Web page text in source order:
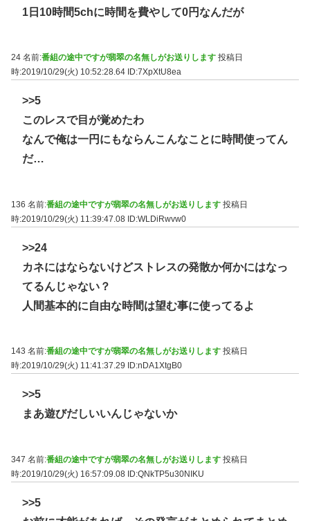
1日10時間5chに時間を費やして0円なんだが
24 名前:番組の途中ですが翡翠の名無しがお送りします 投稿日
時:2019/10/29(火) 10:52:28.64 ID:7XpXtU8ea
>>5
このレスで目が覚めたわ
なんで俺は一円にもならんこんなことに時間使ってん
だ…
136 名前:番組の途中ですが翡翠の名無しがお送りします 投稿日
時:2019/10/29(火) 11:39:47.08 ID:WLDiRwvw0
>>24
カネにはならないけどストレスの発散か何かにはなっ
てるんじゃない？
人間基本的に自由な時間は望む事に使ってるよ
143 名前:番組の途中ですが翡翠の名無しがお送りします 投稿日
時:2019/10/29(火) 11:41:37.29
ID:nDA1XtgB0
>>5
まあ遊びだしいいんじゃないか
347 名前:番組の途中ですが翡翠の名無しがお送りします 投稿日
時:2019/10/29(火) 16:57:09.08 ID:QNkTP5u30NIKU
>>5